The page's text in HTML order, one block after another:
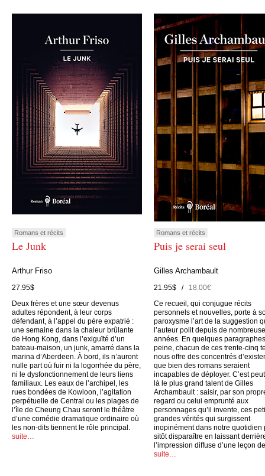
Romans et récits
Le Junk
Arthur Friso
27.95$
Deux frères et une sœur devenus
adultes répondent, à leur corps
défendant, à l’appel du père expatrié :
une semaine dans la chaleur brûlante
de Hong Kong, dans l’exiguïté d’un
bateau-maison, un junk, amarré dans la
marina d’Aberdeen. À bord, ils n’auront
nulle part où fuir ni la logorrhée du père,
ni le dysfonctionnement de leurs liens
familiaux. Les eaux de l’archipel, les
rues bondées de Kowloon, l’agitation
perpétuelle de Central ou les plages de
l’île de Cheung Chau seront le théâtre
d’une comédie dramatique ordinaire où
les non-dits tiennent le rôle principal.
suite…
Romans et récits
Puis je serai seul
Gilles Archambault
21.95$ /18.00€
Ce recueil, qui conjugue récits
personnels et nouvelles, porte à
paroxysme l’art de la suggestion
l’auteur polit depuis de
années. En quelques
peine, chacun de ces trente-cinq
nous offre des concentrés
que bien des romans seraient
incapables de déployer. C’est
là le plus grand talent de Gilles
Archambault : saisir, par son
regard ou celui emprunté aux
personnages qu’il invente, ces
grandes vérités qui surgissent
inopinément dans notre quotidien
sitôt disparaître en laissant
l’impression diffuse d’une leçon
suite…